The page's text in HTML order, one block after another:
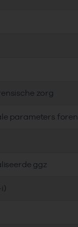
zorg
parameters
ggz